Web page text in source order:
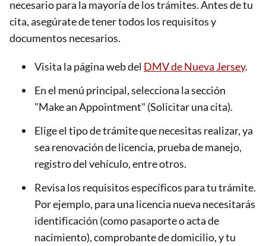
necesario para la mayoría de los trámites. Antes de tu
cita, asegúrate de tener todos los requisitos y
documentos necesarios.
Visita la página web del DMV de Nueva Jersey.
En el menú principal, selecciona la sección
"Make an Appointment" (Solicitar una cita).
Elige el tipo de trámite que necesitas realizar, ya
sea renovación de licencia, prueba de manejo,
registro del vehículo, entre otros.
Revisa los requisitos específicos para tu trámite.
Por ejemplo, para una licencia nueva necesitarás
identificación (como pasaporte o acta de
nacimiento), comprobante de domicilio, y tu